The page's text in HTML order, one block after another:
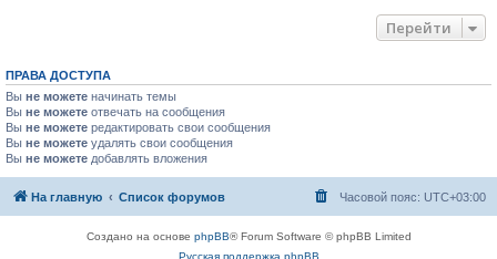
Перейти
ПРАВА ДОСТУПА
Вы не можете начинать темы
Вы не можете отвечать на сообщения
Вы не можете редактировать свои сообщения
Вы не можете удалять свои сообщения
Вы не можете добавлять вложения
На главную Список форумов Часовой пояс: UTC+03:00
Создано на основе phpBB® Forum Software © phpBB Limited